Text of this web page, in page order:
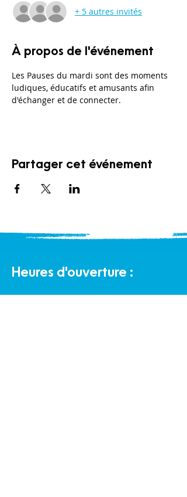
+ 5 autres invités
À propos de l'événement
Les Pauses du mardi sont des moments
ludiques, éducatifs et amusants afin
d'échanger et de connecter.
Partager cet événement
Heures d'ouverture :
Bureau